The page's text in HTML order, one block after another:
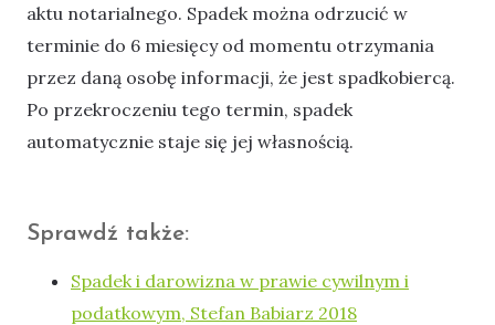
aktu notarialnego. Spadek można odrzucić w
terminie do 6 miesięcy od momentu otrzymania
przez daną osobę informacji, że jest spadkobiercą.
Po przekroczeniu tego termin, spadek
automatycznie staje się jej własnością.
Sprawdź także:
Spadek i darowizna w prawie cywilnym i
podatkowym, Stefan Babiarz 2018